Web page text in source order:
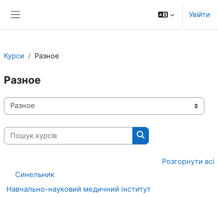
Увійти
Курси Разное
Разное
Категорії курсів
Пошук курсів
Пошук курсів
Розгорнути всі
Синельник
Навчально-науковий медичний інститут